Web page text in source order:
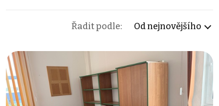
Řadit podle: Od nejnovějšího